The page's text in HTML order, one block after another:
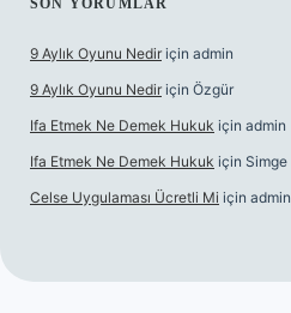
SON YORUMLAR
9 Aylık Oyunu Nedir için admin
9 Aylık Oyunu Nedir için Özgür
Ifa Etmek Ne Demek Hukuk için admin
Ifa Etmek Ne Demek Hukuk için Simge
Celse Uygulaması Ücretli Mi için admin